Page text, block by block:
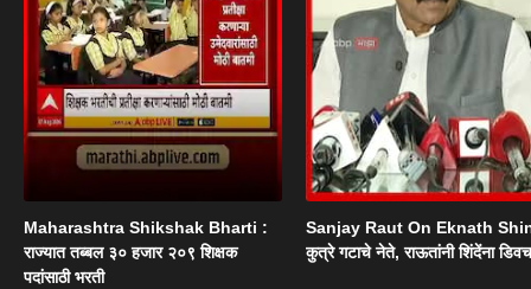
Maharashtra Shikshak Bharti :
राज्यात तब्बल ३० हजार २०९ शिक्षक
पदांसाठी भरती
Sanjay Raut On Eknath
कुत्रे गटाचे नेते, राऊतांनी शिंदेंना